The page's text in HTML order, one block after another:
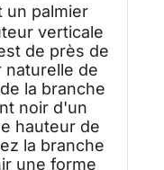
un palmier
verticale
de près de
naturelle de
la branche
noir d'un
hauteur de
la branche
une forme